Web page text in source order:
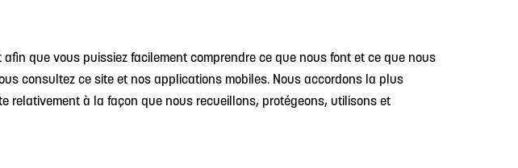
que vous puissiez facilement comprendre ce que nous font et ce que nous
consultez ce site et nos applications mobiles. Nous accordons la plus
relativement à la façon que nous recueillons, protégeons, utilisons et